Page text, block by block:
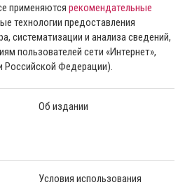
применяются рекомендательные
технологии предоставления
систематизации и анализа сведений,
пользователей сети «Интернет»,
Российской Федерации).
Об издании
Условия использования